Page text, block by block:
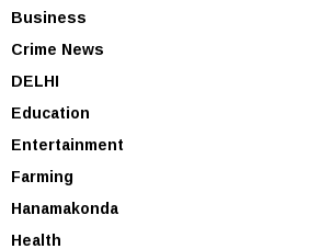
Business
Crime News
DELHI
Education
Entertainment
Farming
Hanamakonda
Health